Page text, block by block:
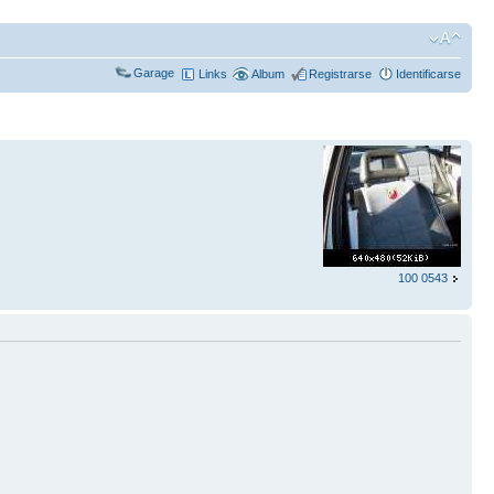
Garage Links Album Registrarse Identificarse
100 0543